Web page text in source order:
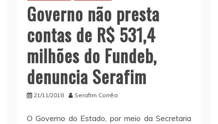
Governo não presta
contas de R$ 531,4
milhões do Fundeb,
denuncia Serafim
21/11/2018 Serafim Corrêa
O Governo do Estado, por meio da Secretaria